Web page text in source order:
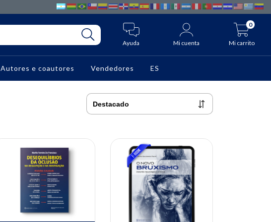
Ayuda Mi cuenta Mi carrito
0
Autores e coautores Vendedores ES